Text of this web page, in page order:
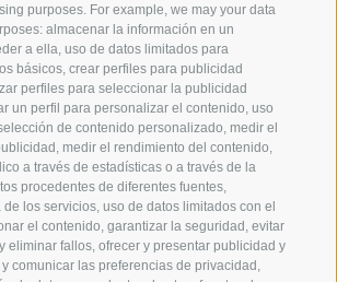
purposes. For example, we may your data
almacenar la información en un
a ella, uso de datos limitados para
básicos, crear perfiles para publicidad
perfiles para seleccionar la publicidad
un perfil para personalizar el contenido, uso
de contenido personalizado, medir el
medir el rendimiento del contenido,
a través de estadísticas o a través de la
procedentes de diferentes fuentes,
los servicios, uso de datos limitados con el
el contenido, garantizar la seguridad, evitar
eliminar fallos, ofrecer y presentar publicidad y
comunicar las preferencias de privacidad,